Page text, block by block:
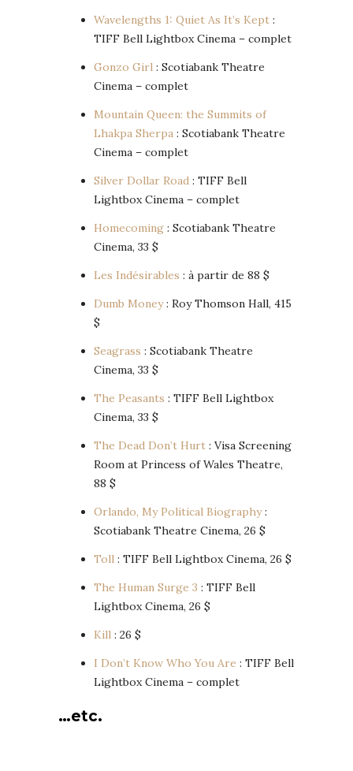
Wavelengths 1: Quiet As It’s Kept :
TIFF Bell Lightbox Cinema – complet
Gonzo Girl : Scotiabank Theatre
Cinema – complet
Mountain Queen: the Summits of
Lhakpa Sherpa : Scotiabank Theatre
Cinema – complet
Silver Dollar Road : TIFF Bell
Lightbox Cinema – complet
Homecoming : Scotiabank Theatre
Cinema, 33 $
Les Indésirables : à partir de 88 $
Dumb Money: Roy Thomson Hall, 415
$
Seagrass : Scotiabank Theatre
Cinema, 33 $
The Peasants : TIFF Bell Lightbox
Cinema, 33 $
The Dead Don’t Hurt : Visa Screening
Room at Princess of Wales Theatre,
88 $
Orlando, My Political Biography:
Scotiabank Theatre Cinema, 26 $
Toll : TIFF Bell Lightbox Cinema, 26 $
The Human Surge 3 : TIFF Bell
Lightbox Cinema, 26 $
Kill : 26 $
I Don’t Know Who You Are : TIFF Bell
Lightbox Cinema – complet
…etc.